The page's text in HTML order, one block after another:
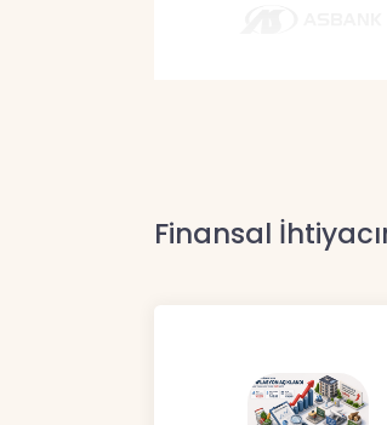
Finansal